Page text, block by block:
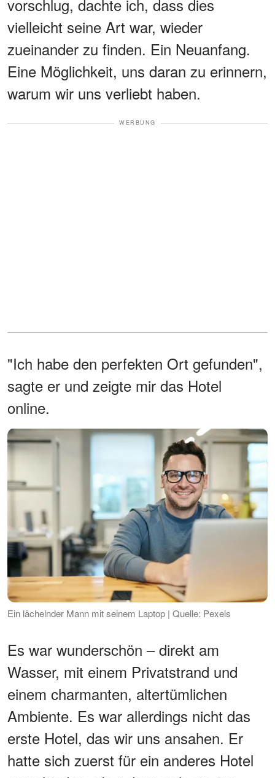
vorschlug, dachte ich, dass dies
vielleicht seine Art war, wieder
zueinander zu finden. Ein Neuanfang.
Eine Möglichkeit, uns daran zu erinnern,
warum wir uns verliebt haben.
WERBUNG
"Ich habe den perfekten Ort gefunden",
sagte er und zeigte mir das Hotel
online.
Ein lächelnder Mann mit seinem Laptop | Quelle: Pexels
Es war wunderschön – direkt am
Wasser, mit einem Privatstrand und
einem charmanten, altertümlichen
Ambiente. Es war allerdings nicht das
erste Hotel, das wir uns ansahen. Er
hatte sich zuerst für ein anderes Hotel